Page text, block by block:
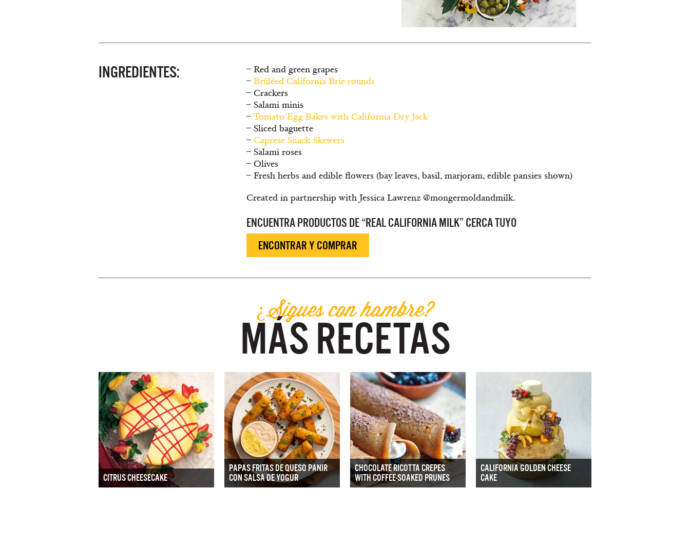
INGREDIENTES:
– Red and green grapes
– Brûléed California Brie rounds
– Crackers
– Salami minis
–Tomato Egg Bakes with California Dry Jack
– Sliced baguette
– Caprese Snack Skewers
– Salami roses
– Olives
– Fresh herbs and edible flowers (bay leaves, basil, marjoram, edible pansies shown)
Created in partnership with Jessica Lawrenz @mongermoldandmilk.
ENCUENTRA PRODUCTOS DE “REAL CALIFORNIA MILK” CERCA TUYO
ENCONTRAR Y COMPRAR
¿Sigues con hambre?
MÁS RECETAS
CITRUS CHEESECAKE
PAPAS FRITAS DE QUESO PANIR
CON SALSA DE YOGUR
CHOCOLATE RICOTTA CREPES
WITH COFFEE-SOAKED PRUNES
CALIFORNIA GOLDEN CHEESE
CAKE